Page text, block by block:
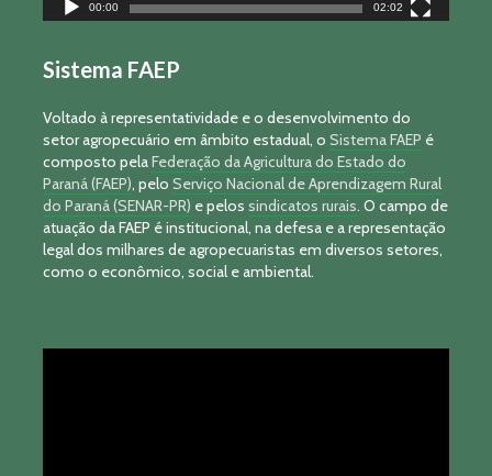
00:00 02:02
Sistema FAEP
Voltado à representatividade e o desenvolvimento do
setor agropecuário em âmbito estadual, o Sistema FAEP é
composto pelaFederação da Agricultura do Estado do
Paraná (FAEP), pelo Serviço Nacional de Aprendizagem Rural
do Paraná (SENAR-PR) e pelos sindicatos rurais. O campo de
atuação da FAEP é institucional, na defesa e a representação
legal dos milhares de agropecuaristas em diversos setores,
como o econômico, social e ambiental.